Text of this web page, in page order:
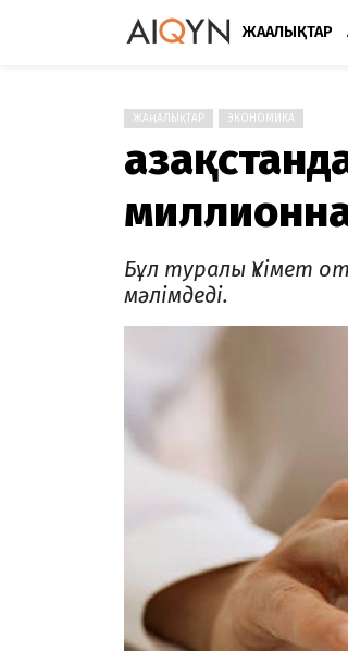
ЖАҢАЛЫҚТАР
ЖАҢАЛЫҚТАР ЭКОНОМИКА
Бұл туралы Үкімет
мәлімдеді.